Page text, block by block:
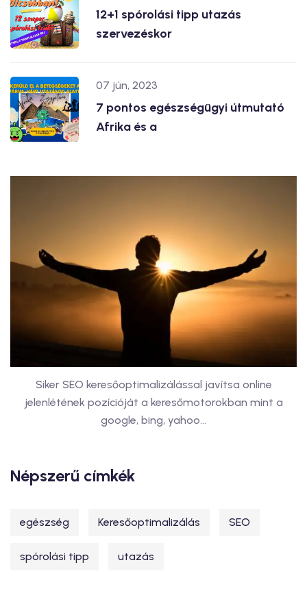
12+1 spórolási tipp utazás
szervezéskor
07 jún, 2023
7 pontos egészségügyi útmutató
Afrika és a
Siker SEO keresőoptimalizálással javítsa online
jelenlétének pozícióját a keresőmotorokban mint a
google, bing, yahoo...
Népszerű címkék
egészség Keresőoptimalizálás SEO
spórolási tipp utazás